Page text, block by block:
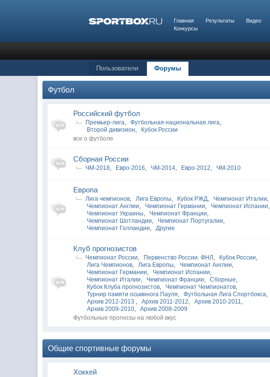
Главная Результаты Видео
Конкурсы
Пользователи Форумы
Футбол
Российский футбол
Премьер-лига, Футбольная национальная лига,
Второй дивизион,
Кубок России
все о футболе
Сборная России
ЧМ-2018, Евро-2016, ЧМ-2014, Евро-2012, ЧМ-2010
Европа
Лига чемпионов, Лига Европы, Кубок РЖД, Чемпионат Италии,
Чемпионат Англии, Чемпионат Германии, Чемпионат Испании,
Чемпионат Украины, Чемпионат Франции,
Чемпионат Шотландии, Чемпионат Португалии,
Чемпионат Голландии, Другие
Клуб прогнозистов
Чемпионат России, Первенство России. ФНЛ , Кубок России,
Лига Чемпионов, Лига Европы, Чемпионат Англии,
Чемпионат Германии, Чемпионат Испании,
Чемпионат Италии, Чемпионат Франции, Сборные,
Кубок Клуба прогнозистов, Чемпионат Чемпионатов,
Турнир памяти осьминога Пауля, Футбольная Лига Спортбокса,
Архив 2012-2013 , Архив 2011-2012, Архив 2010-2011,
Архив 2009-2010,
Архив 2008-2009
Футбольные прогнозы на любой вкус
Общие спортивные форумы
Хоккей